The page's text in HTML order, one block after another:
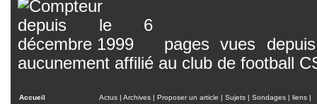
pages vues
aucunement affilié au club de football
Accueil Actus | Archives | Proposer un article | Sujets | Sondages | liens |